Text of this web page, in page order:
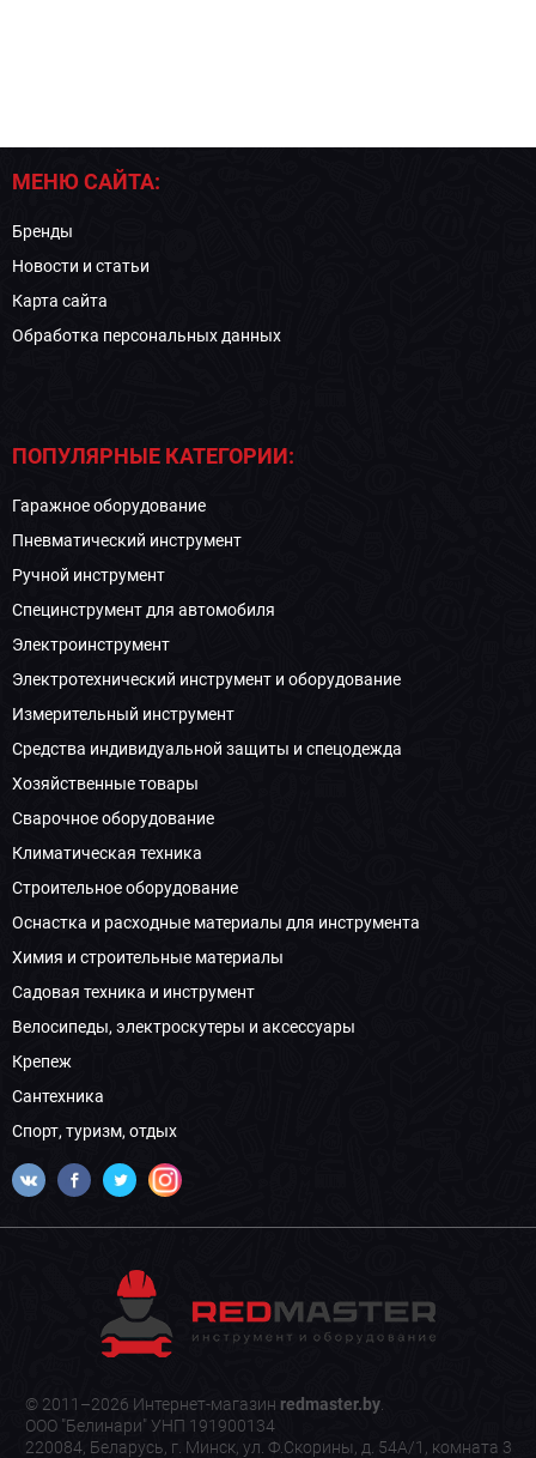
МЕНЮ САЙТА:
Бренды
Новости и статьи
Карта сайта
Обработка персональных данных
ПОПУЛЯРНЫЕ КАТЕГОРИИ:
Гаражное оборудование
Пневматический инструмент
Ручной инструмент
Специнструмент для автомобиля
Электроинструмент
Электротехнический инструмент и оборудование
Измерительный инструмент
Средства индивидуальной защиты и спецодежда
Хозяйственные товары
Сварочное оборудование
Климатическая техника
Строительное оборудование
Оснастка и расходные материалы для инструмента
Химия и строительные материалы
Садовая техника и инструмент
Велосипеды, электроскутеры и аксессуары
Крепеж
Сантехника
Спорт, туризм, отдых
© 2011–2026 Интернет-магазин redmaster.by.
ООО "Белинари" УНП 191900134
220084, Беларусь, г. Минск, ул. Ф.Скорины, д. 54А/1, комната 3